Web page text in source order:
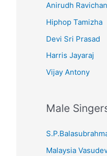
Anirudh
Hiphop Tamizha
Devi Sri Prasad
Harris Jayaraj
Vijay Antony
Male
Malaysia